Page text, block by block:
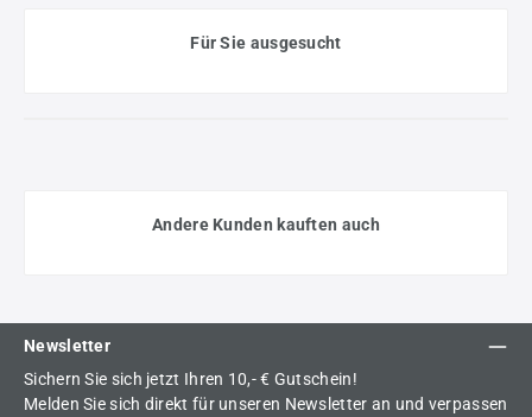
Für Sie ausgesucht
Andere Kunden kauften auch
Newsletter
Sichern Sie sich jetzt Ihren 10,- € Gutschein!
Melden Sie sich direkt für unseren Newsletter an und verpassen